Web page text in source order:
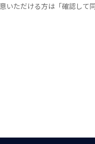
いただける方は「確認して